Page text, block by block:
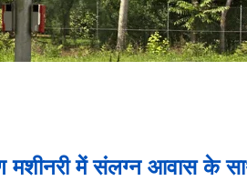
मशीनरी में संलग्न आवास के